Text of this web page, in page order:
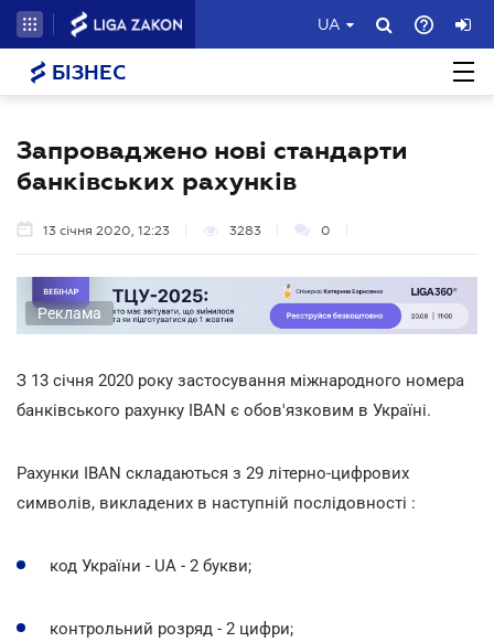
UA
БІЗНЕС
Запроваджено нові стандарти
банківських рахунків
13 січня 2020, 12:23 3283 0
Реклама
З 13 січня 2020 року застосування міжнародного номера
банківського рахунку IBAN є обов'язковим в Україні.
Рахунки IBAN складаються з 29 літерно-цифрових
символів, викладених в наступній послідовності :
код України - UA - 2 букви;
контрольний розряд - 2 цифри;